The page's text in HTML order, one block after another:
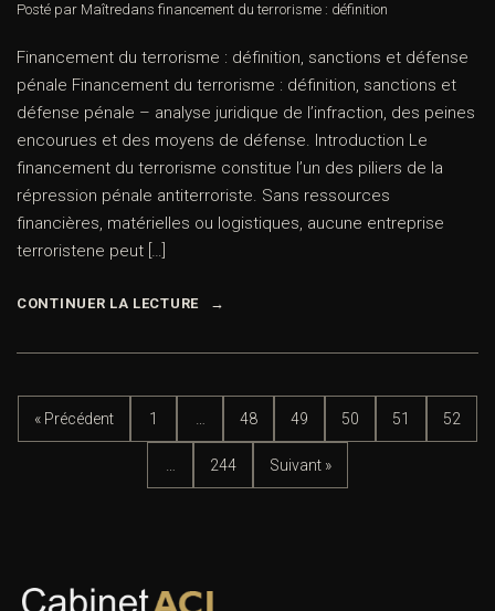
Posté par Maîtredans financement du terrorisme : définition
Financement du terrorisme : définition, sanctions et défense
pénale Financement du terrorisme : définition, sanctions et
défense pénale – analyse juridique de l’infraction, des peines
encourues et des moyens de défense. Introduction Le
financement du terrorisme constitue l’un des piliers de la
répression pénale antiterroriste. Sans ressources
financières, matérielles ou logistiques, aucune entreprise
terroristene peut […]
CONTINUER LA LECTURE
« Précédent 1 48 49 50 51 52
244 Suivant »